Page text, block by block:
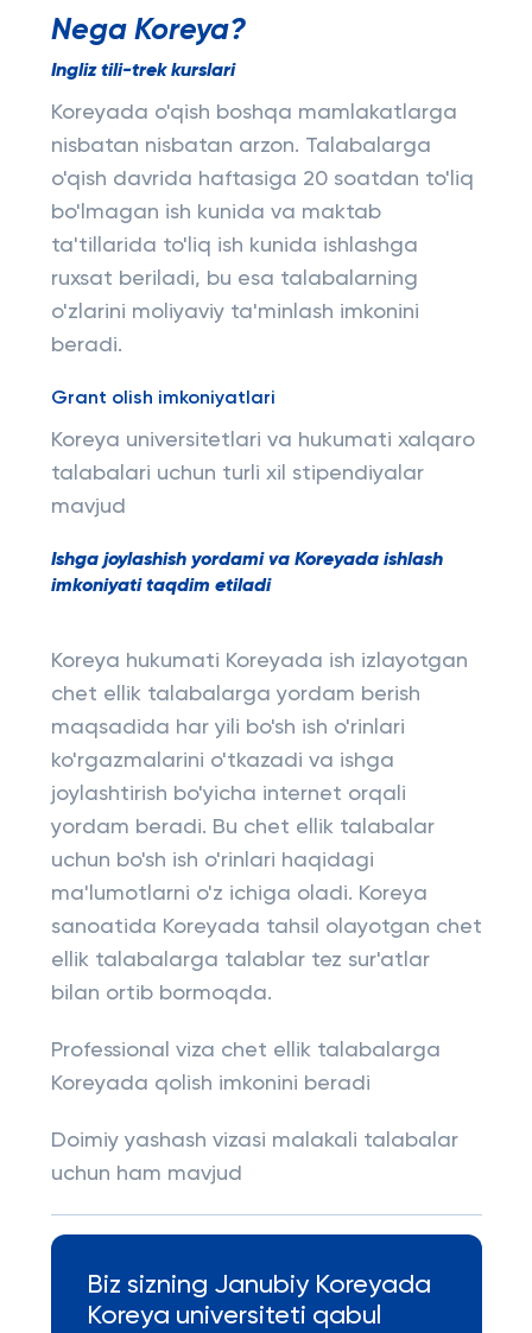
Nega Koreya?
Ingliz tili-trek kurslari
Koreyada o'qish boshqa mamlakatlarga
nisbatan nisbatan arzon. Talabalarga
o'qish davrida haftasiga 20 soatdan to'liq
bo'lmagan ish kunida va maktab
ta'tillarida to'liq ish kunida ishlashga
ruxsat beriladi, bu esa talabalarning
o'zlarini moliyaviy ta'minlash imkonini
beradi.
Grant olish imkoniyatlari
Koreya universitetlari va hukumati xalqaro
talabalari uchun turli xil stipendiyalar
mavjud
Ishga joylashish yordami va Koreyada ishlash
imkoniyati taqdim etiladi
Koreya hukumati Koreyada ish izlayotgan
chet ellik talabalarga yordam berish
maqsadida har yili bo'sh ish o'rinlari
ko'rgazmalarini o'tkazadi va ishga
joylashtirish bo'yicha internet orqali
yordam beradi. Bu chet ellik talabalar
uchun bo'sh ish o'rinlari haqidagi
ma'lumotlarni o'z ichiga oladi. Koreya
sanoatida Koreyada tahsil olayotgan chet
ellik talabalarga talablar tez sur'atlar
bilan ortib bormoqda.
Professional viza chet ellik talabalarga
Koreyada qolish imkonini beradi
Doimiy yashash vizasi malakali talabalar
uchun ham mavjud
Biz sizning Janubiy Koreyada
Koreya universiteti qabul